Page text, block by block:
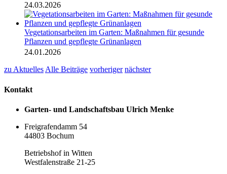
24.03.2026
Vegetationsarbeiten im Garten: Maßnahmen für gesunde
Pflanzen und gepflegte Grünanlagen
24.01.2026
zu Aktuelles Alle Beiträge vorheriger nächster
Kontakt
Garten- und Landschaftsbau Ulrich Menke
Freigrafendamm 54
44803 Bochum
Betriebshof in Witten
Westfalenstraße 21-25